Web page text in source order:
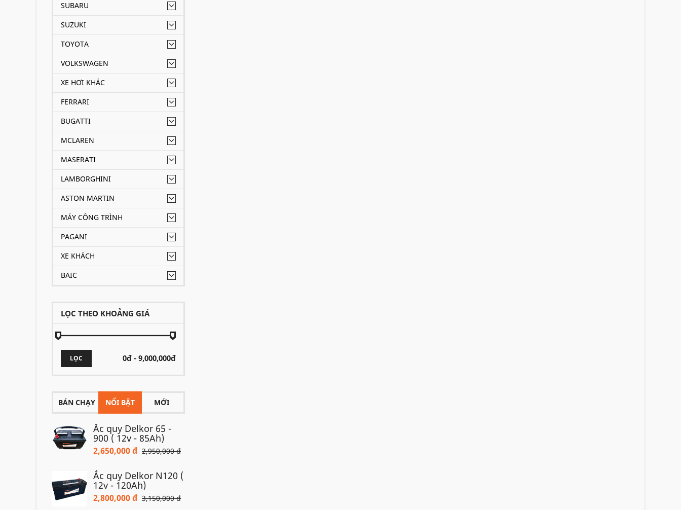
SUBARU
SUZUKI
TOYOTA
VOLKSWAGEN
XE HƠI KHÁC
FERRARI
BUGATTI
MCLAREN
MASERATI
LAMBORGHINI
ASTON MARTIN
MÁY CÔNG TRÌNH
PAGANI
XE KHÁCH
BAIC
LỌC THEO KHOẢNG GIÁ
LỌC
BÁN CHẠY NỔI BẬT MỚI
Ắc quy Delkor 65 -
900 ( 12v - 85Ah)
2,650,000 đ 2,950,000 đ
Ắc quy Delkor N120 (
12v - 120Ah)
2,800,000 đ 3,150,000 đ